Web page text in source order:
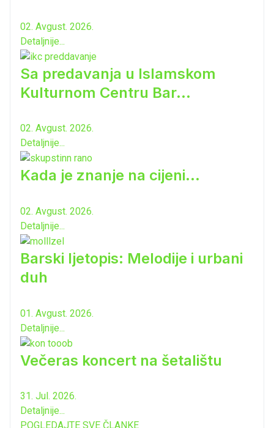
02. Avgust. 2026.
Detaljnije...
Sa predavanja u Islamskom
Kulturnom Centru Bar...
02. Avgust. 2026.
Detaljnije...
Kada je znanje na cijeni...
02. Avgust. 2026.
Detaljnije...
Barski ljetopis: Melodije i urbani
duh
01. Avgust. 2026.
Detaljnije...
Večeras koncert na šetalištu
31. Jul. 2026.
Detaljnije...
POGLEDAJTE SVE ČLANKE